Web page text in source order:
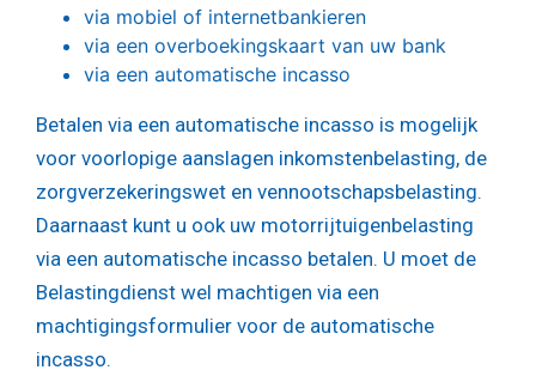
via mobiel of internetbankieren
via een overboekingskaart van uw bank
via een automatische incasso
Betalen via een automatische incasso is mogelijk
voor voorlopige aanslagen inkomstenbelasting, de
zorgverzekeringswet en vennootschapsbelasting.
Daarnaast kunt u ook uw motorrijtuigenbelasting
via een automatische incasso betalen. U moet de
Belastingdienst wel machtigen via een
machtigingsformulier voor de automatische
incasso.